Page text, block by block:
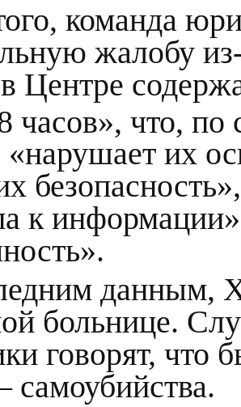
команда
жалобу из-
Центре
часов», что, по
их
к
данным,
больнице.
говорят, что
самоубийства.